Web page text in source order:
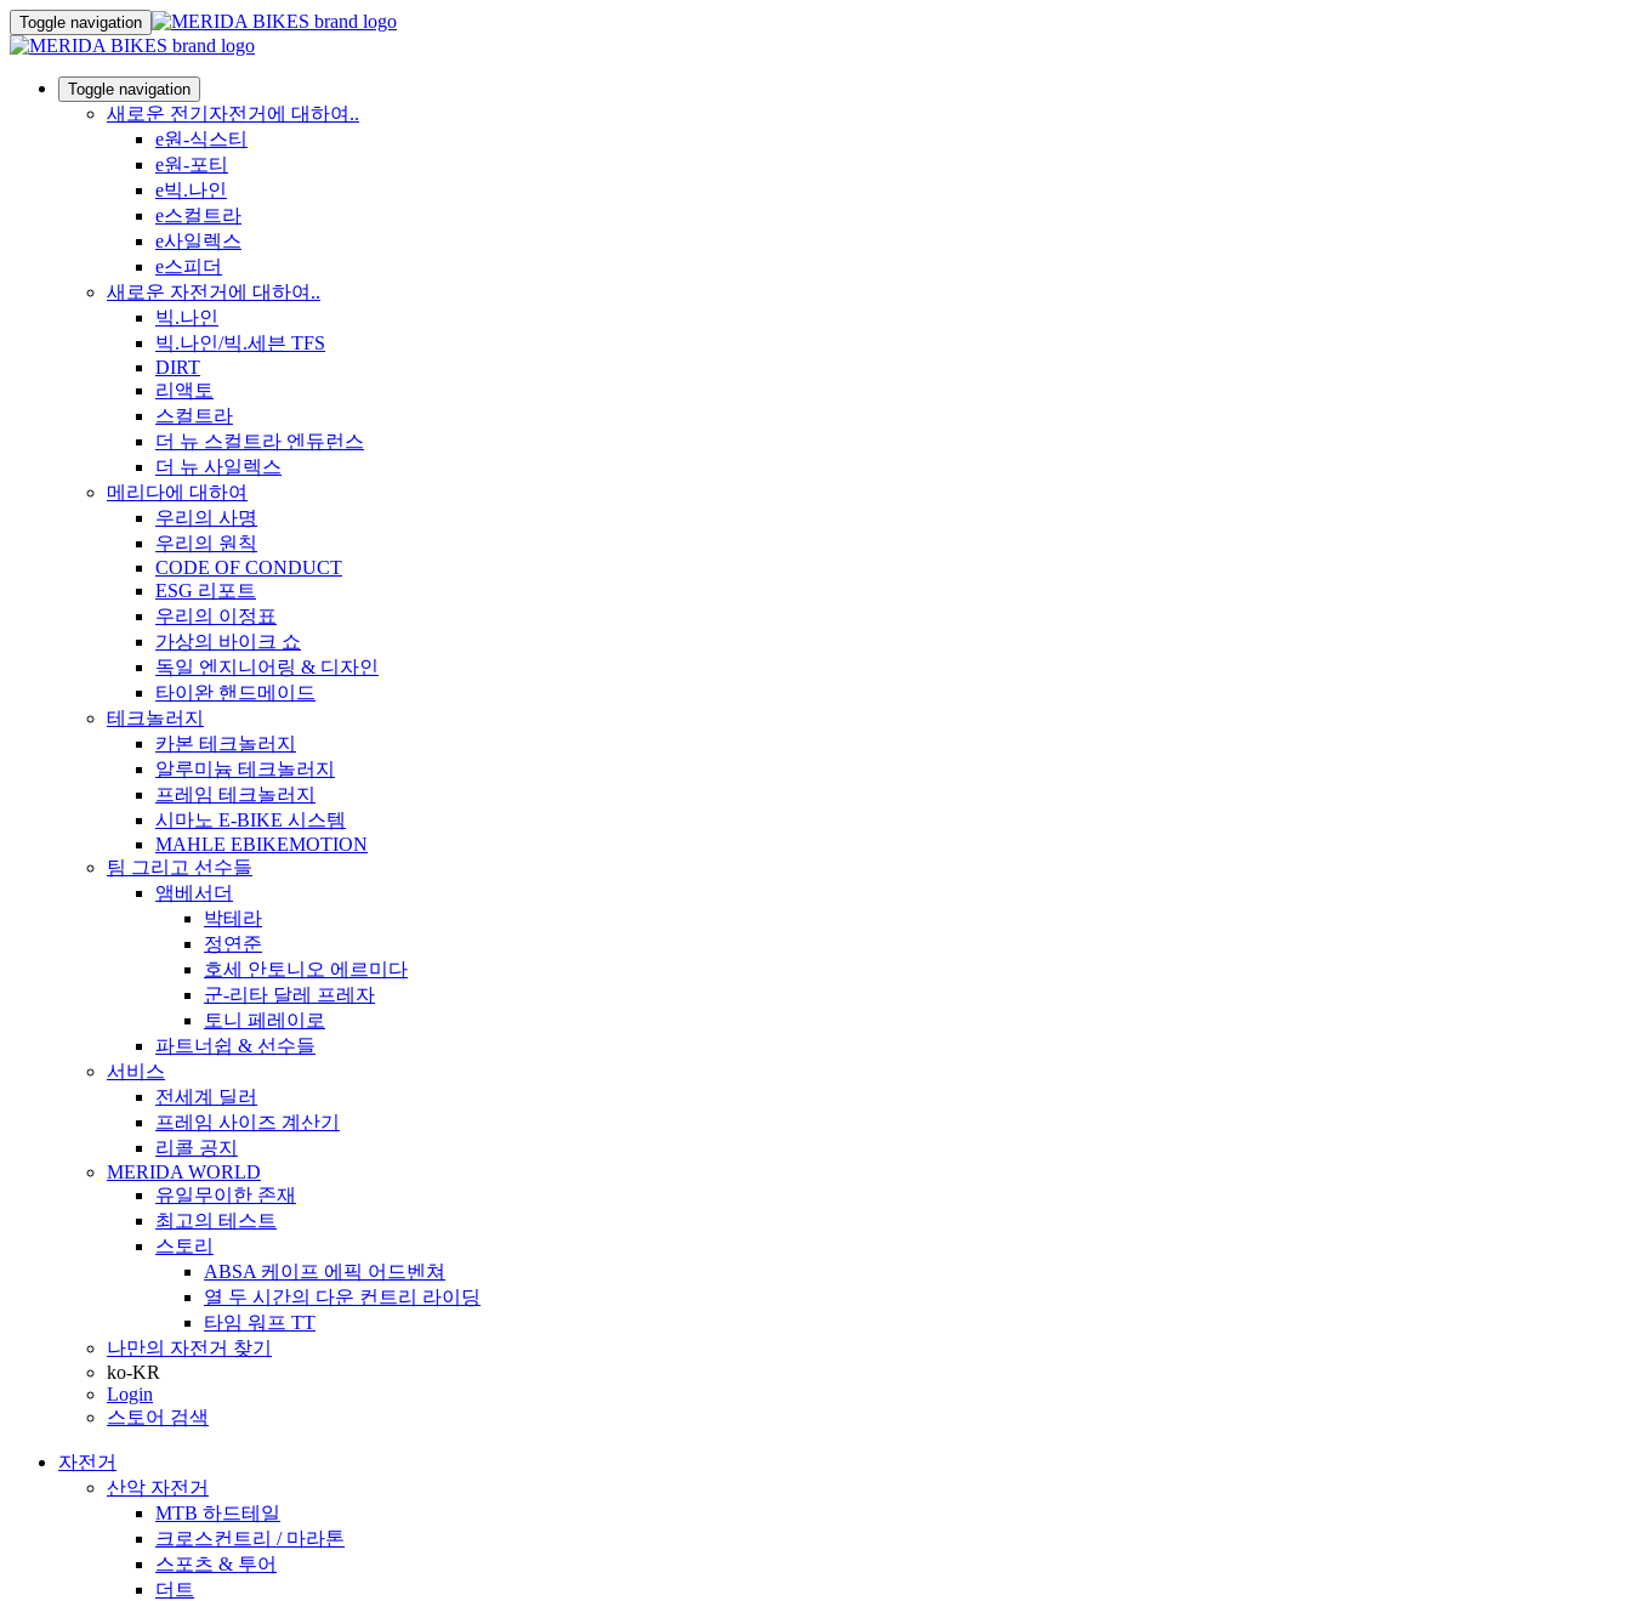
Toggle navigation
Toggle navigation
새로운 전기자전거에 대하여..
e원-식스티
e원-포티
e빅.나인
e스컬트라
e사일렉스
e스피더
새로운 자전거에 대하여..
빅.나인
빅.나인/빅.세븐 TFS
DIRT
리액토
스컬트라
더 뉴 스컬트라 엔듀런스
더 뉴 사일렉스
메리다에 대하여
우리의 사명
우리의 원칙
CODE OF CONDUCT
ESG 리포트
우리의 이정표
가상의 바이크 쇼
독일 엔지니어링 & 디자인
타이완 핸드메이드
테크놀러지
카본 테크놀러지
알루미늄 테크놀러지
프레임 테크놀러지
시마노 E-BIKE 시스템
MAHLE EBIKEMOTION
팀 그리고 선수들
앰베서더
박테라
정연준
호세 안토니오 에르미다
군-리타 달레 프레자
토니 페레이로
파트너쉽 & 선수들
서비스
전세계 딜러
프레임 사이즈 계산기
리콜 공지
MERIDA WORLD
유일무이한 존재
최고의 테스트
스토리
ABSA 케이프 에픽 어드벤쳐
열 두 시간의 다운 컨트리 라이딩
타임 워프 TT
나만의 자전거 찾기
ko-KR
Login
스토어 검색
자전거
산악 자전거
MTB 하드테일
크로스컨트리 / 마라톤
스포츠 & 투어
더트